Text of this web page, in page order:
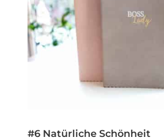
#6 Natürliche Schönheit